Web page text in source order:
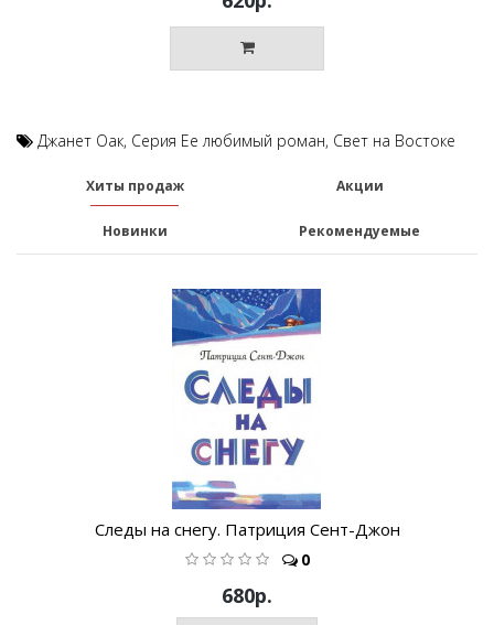
Джанет Оак, Серия Ее любимый роман, Свет на Востоке
Хиты продаж Акции
Новинки Рекомендуемые
Следы на снегу. Патриция Сент-Джон
0
680р.